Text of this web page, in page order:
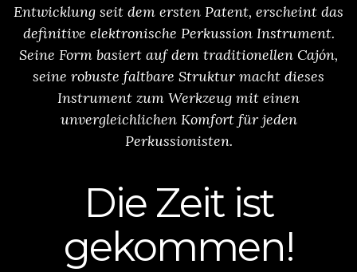
Entwicklung seit dem ersten Patent, erscheint das
definitive elektronische Perkussion Instrument.
Seine Form basiert auf dem traditionellen Cajón,
seine robuste faltbare Struktur macht dieses
Instrument zum Werkzeug mit einen
unvergleichlichen Komfort für jeden
Perkussionisten.
Die Zeit ist
gekommen!